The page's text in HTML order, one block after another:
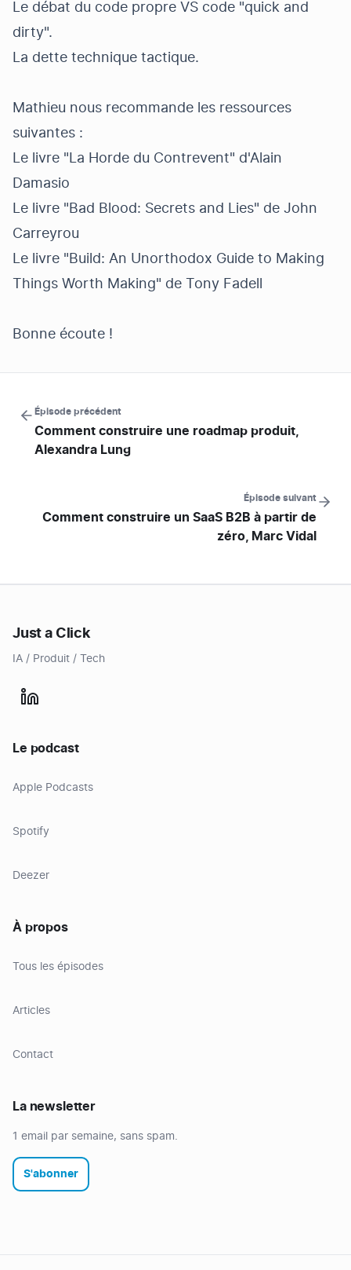
Le débat du code propre VS code "quick and
dirty".
La dette technique tactique.
Mathieu nous recommande les ressources
suivantes :
Le livre "La Horde du Contrevent" d'Alain
Damasio
Le livre "Bad Blood: Secrets and Lies" de John
Carreyrou
Le livre "Build: An Unorthodox Guide to Making
Things Worth Making" de Tony Fadell
Bonne écoute !
Épisode précédent
Comment construire une roadmap produit,
Alexandra Lung
Épisode suivant
Comment construire un SaaS B2B à partir de
zéro, Marc Vidal
Just a Click
IA / Produit / Tech
Le podcast
Apple Podcasts
Spotify
Deezer
À propos
Tous les épisodes
Articles
Contact
La newsletter
1 email par semaine, sans spam.
S'abonner